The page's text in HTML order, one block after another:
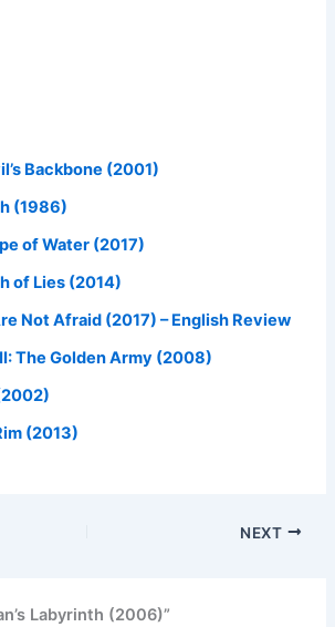
Backbone (2001)
(1986)
of Water (2017)
of Lies (2014)
Not Afraid (2017) – English Review
The Golden Army (2008)
(2013)
NEXT
Labyrinth (2006)”